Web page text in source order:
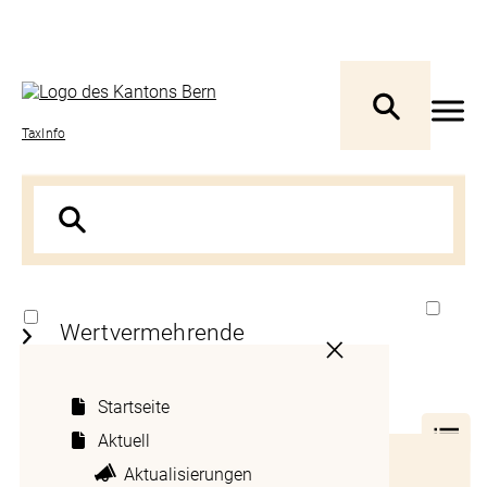
TaxInfo
Startseite
Aktuell
Aktualisierungen
Wertvermehrende
Aufwendungen in gemieteten
(Mietereinbauten)
Inhaltsverzeichnis